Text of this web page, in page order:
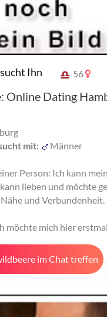
Ihn 56
Online Dating
mit:
Männer
Person: Ich kann
lieben und möchte
und Verbundenheit.
möchte mich hier erstmal
im Chat treffen